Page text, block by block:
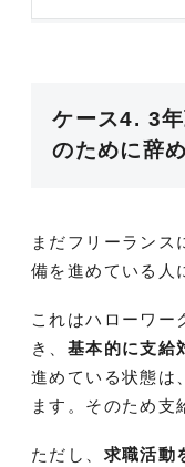
ケース4. 3
のために辞
まだフリーランス
備を進めている人
これはハローワー
き、 基本的に支給
進めている状態は
ます。そのため支
ただし、 求職活動